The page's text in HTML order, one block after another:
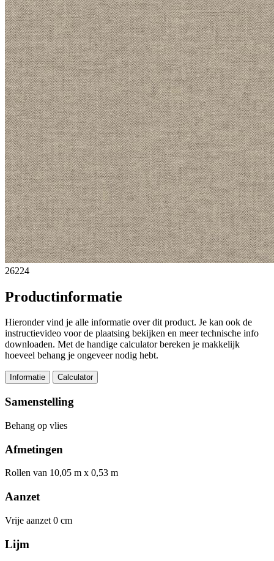
26224
Productinformatie
Hieronder vind je alle informatie over dit product. Je kan ook de
instructievideo voor de plaatsing bekijken en meer technische info
downloaden. Met de handige calculator bereken je makkelijk
hoeveel behang je ongeveer nodig hebt.
Informatie Calculator
Samenstelling
Behang op vlies
Afmetingen
Rollen van 10,05 m x 0,53 m
Aanzet
Vrije aanzet 0 cm
Lijm